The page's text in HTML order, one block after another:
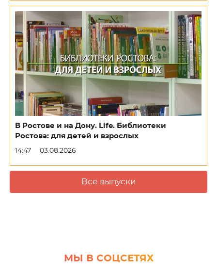
В Ростове и на Дону. Life. Библиотеки
Ростова: для детей и взрослых
14:47 03.08.2026
Все выпуски
МЫ В СОЦСЕТЯХ